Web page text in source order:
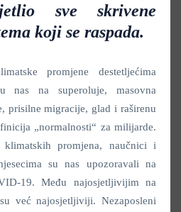
sve skrivene
koji se raspada.
promjene destetljećima
nas na superoluje, masovna
prisilne migracije, glad i raširenu
„normalnosti“ za milijarde.
promjena, naučnici i
su nas upozoravali na
19. Među najosjetljivijim na
već najosjetljiviji. Nezaposleni